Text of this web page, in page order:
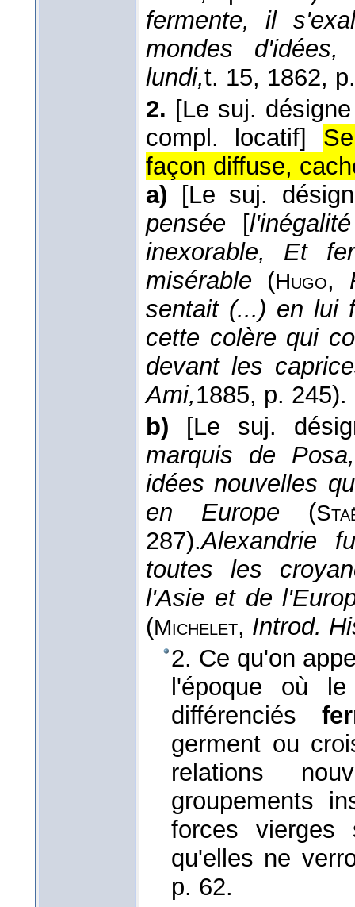
fermente, il
mondes
lundi,t. 15, 1862,
2. [Le suj.
compl. locatif]
façon diffuse,
a)
[Le suj.
pensée [
inexorable, Et
misérable (Hugo,
sentait (...) en lui
cette colère qui
devant les
Ami,1885, p. 245).
b)
[Le suj.
marquis de
idées nouvelles
en Europe (
287).Alexandrie
toutes les
l'Asie et de
(Michelet, Introd.
2. Ce qu'on
l'époque où
différenciés
germent ou
relations
groupements
forces
qu'elles ne
p. 62.